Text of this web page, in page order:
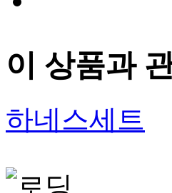
이 상품과
하네스세트